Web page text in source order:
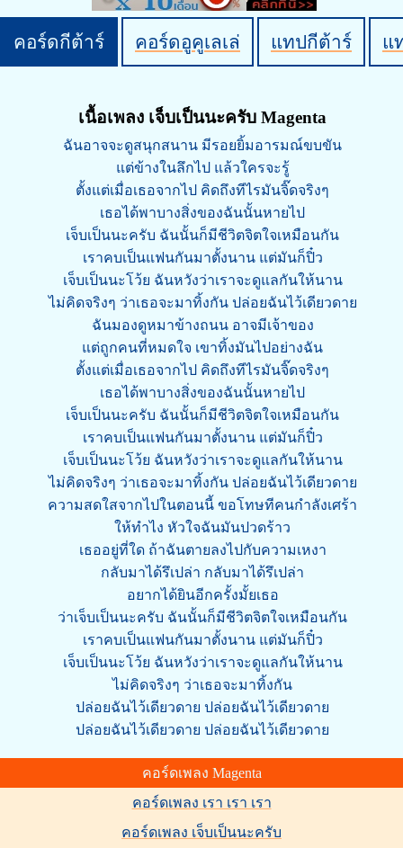
คอร์ดกีต้าร์ คอร์ดอูคูเลเล่ แทปกีต้าร์ แ
เนื้อเพลง เจ็บเป็นนะครับ Magenta
ฉันอาจจะดูสนุกสนาน มีรอยยิ้มอารมณ์ขบขัน
แต่ข้างในลึกไป แล้วใครจะรู้
ตั้งแต่เมื่อเธอจากไป คิดถึงทีไรมันจิ๊ดจริงๆ
เธอได้พาบางสิ่งของฉันนั้นหายไป
เจ็บเป็นนะครับ ฉันนั้นก็มีชีวิตจิตใจเหมือนกัน
เราคบเป็นแฟนกันมาตั้งนาน แต่มันก็ปิ๋ว
เจ็บเป็นนะโว้ย ฉันหวังว่าเราจะดูแลกันให้นาน
ไม่คิดจริงๆ ว่าเธอจะมาทิ้งกัน ปล่อยฉันไว้เดียวดาย
ฉันมองดูหมาข้างถนน อาจมีเจ้าของ
แต่ถูกคนที่หมดใจ เขาทิ้งมันไปอย่างฉัน
ตั้งแต่เมื่อเธอจากไป คิดถึงทีไรมันจิ๊ดจริงๆ
เธอได้พาบางสิ่งของฉันนั้นหายไป
เจ็บเป็นนะครับ ฉันนั้นก็มีชีวิตจิตใจเหมือนกัน
เราคบเป็นแฟนกันมาตั้งนาน แต่มันก็ปิ๋ว
เจ็บเป็นนะโว้ย ฉันหวังว่าเราจะดูแลกันให้นาน
ไม่คิดจริงๆ ว่าเธอจะมาทิ้งกัน ปล่อยฉันไว้เดียวดาย
ความสดใสจากไปในตอนนี้ ขอโทษทีคนกำลังเศร้า
ให้ทำไง หัวใจฉันมันปวดร้าว
เธออยู่ที่ใด ถ้าฉันตายลงไปกับความเหงา
กลับมาได้รึเปล่า กลับมาได้รึเปล่า
อยากได้ยินอีกครั้งมั้ยเธอ
ว่าเจ็บเป็นนะครับ ฉันนั้นก็มีชีวิตจิตใจเหมือนกัน
เราคบเป็นแฟนกันมาตั้งนาน แต่มันก็ปิ๋ว
เจ็บเป็นนะโว้ย ฉันหวังว่าเราจะดูแลกันให้นาน
ไม่คิดจริงๆ ว่าเธอจะมาทิ้งกัน
ปล่อยฉันไว้เดียวดาย ปล่อยฉันไว้เดียวดาย
ปล่อยฉันไว้เดียวดาย ปล่อยฉันไว้เดียวดาย
คอร์ดเพลง Magenta
คอร์ดเพลง เรา เรา เรา
คอร์ดเพลง เจ็บเป็นนะครับ